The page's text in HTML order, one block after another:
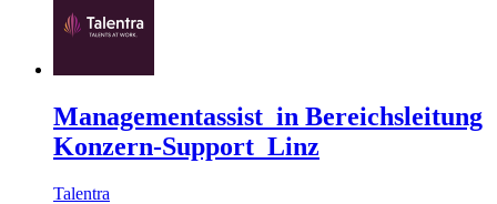
Managementassist_in Bereichsleitung
Konzern-Support_Linz
Talentra